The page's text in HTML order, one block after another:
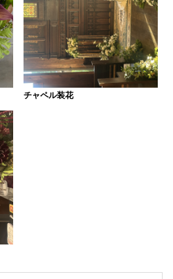
チャペル装花